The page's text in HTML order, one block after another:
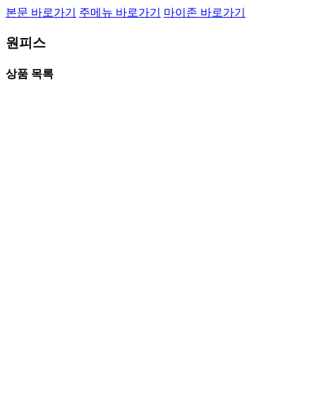
본문 바로가기 주메뉴 바로가기 마이존 바로가기
원피스
상품 목록